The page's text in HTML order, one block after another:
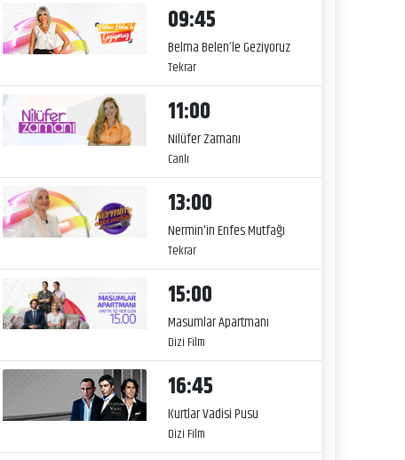
09:45
Belma Belen’le Geziyoruz
Tekrar
11:00
Nilüfer Zamanı
Canlı
13:00
Nermin'in Enfes Mutfağı
Tekrar
15:00
Masumlar Apartmanı
Dizi Film
16:45
Kurtlar Vadisi Pusu
Dizi Film